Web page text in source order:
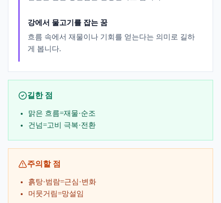
강에서 물고기를 잡는 꿈
흐름 속에서 재물이나 기회를 얻는다는 의미로 길하
게 봅니다.
길한 점
맑은 흐름=재물·순조
건넘=고비 극복·전환
주의할 점
흙탕·범람=근심·변화
머뭇거림=망설임